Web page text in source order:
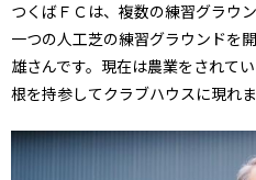
つくばＦＣは、複数の練習グラウ
一つの人工芝の練習グラウンドを
雄さんです。現在は農業をされて
根を持参してクラブハウスに現れま